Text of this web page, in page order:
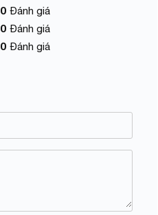
0 Đánh giá
0 Đánh giá
0 Đánh giá